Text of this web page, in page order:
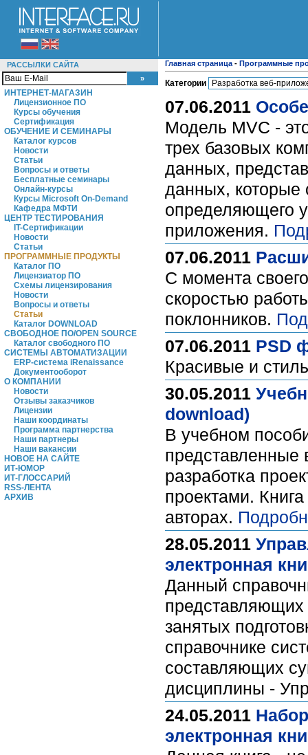
РАССЫЛКИ САЙТА
ИНТЕРНЕТ-МАГАЗИН
Лицензионное ПО
Курсы обучения
Сертификация
ОБУЧЕНИЕ И СЕМИНАРЫ
Каталог курсов
Новости
Статьи
Вопросы и ответы
Бесплатные семинары
Онлайн-курсы
Курсы Microsoft On-Demand
Кафедра МФТИ
ЦЕНТР ТЕСТИРОВАНИЯ
IT-Сертификации
Новости
Статьи
ПРОГРАММНЫЕ ПРОДУКТЫ
Каталог ПО
Лицензиатор ПО
Схемы лицензирования
Новости
Вопросы и ответы
Статьи
Каталог DOWNLOAD
СВОБОДНОЕ ПО/OPEN SOURCE
Каталог свободного ПО
СИСТЕМЫ АВТОМАТИЗАЦИИ
ERP-система iRenaissance
Документооборот
О КОМПАНИИ
Новости
Отзывы заказчиков
Лицензии
Наши координаты
Программа партнерства
Наши партнеры
Наши вакансии
НОВОЕ НА САЙТЕ
ИТ-ЮМОР
ИТ-ГЛОССАРИЙ
RSS-ЛЕНТА
АРХИВ
Главная страница - Программные
Категории
07.06.2011
Модель MVC -
трех базовых
данных,
данных, которые
определяющего
приложения.
07.06.2011
С момента
скоростью
поклонников.
07.06.2011 PSD
Красивые и
30.05.2011
download)
В учебном
представленные
разработка
проектами.
авторах.
28.05.2011
электронная
Данный
представляющих
занятых
справочнике
составляющих
дисциплины -
24.05.2011
электронная